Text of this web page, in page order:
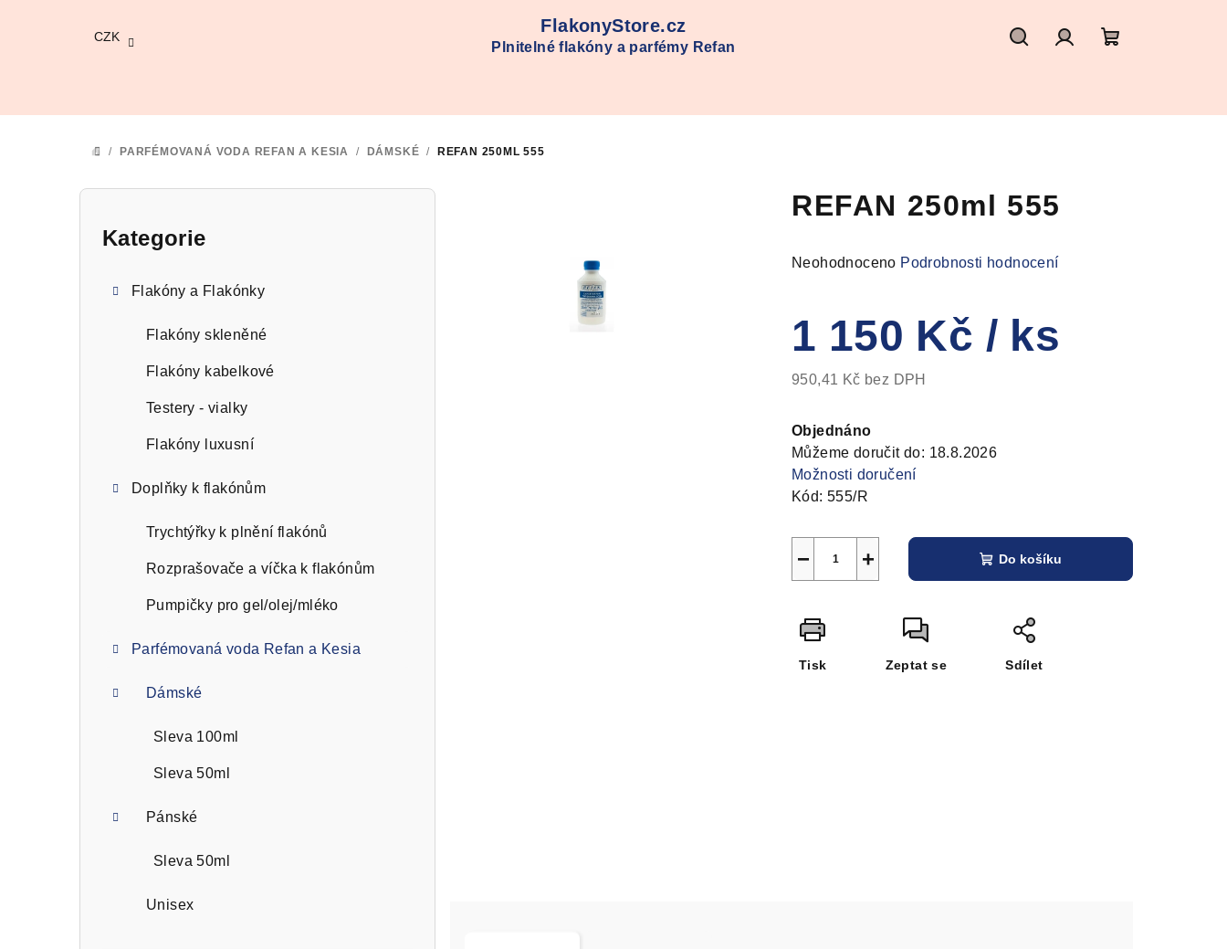
CZK
FlakonyStore.cz
Plnitelné flakóny a parfémy Refan
košík
DOMŮ
/ PARFÉMOVANÁ VODA REFAN A KESIA / DÁMSKÉ / REFAN 250ML 555
Přeskočit
Kategorie
Flakóny a Flakónky
Flakóny skleněné
Flakóny kabelkové
Testery - vialky
Flakóny luxusní
Doplňky k flakónům
Trychtýřky k plnění flakónů
Rozprašovače a víčka k flakónům
Pumpičky pro gel/olej/mléko
Parfémovaná voda Refan a Kesia
Dámské
Sleva 100ml
Sleva 50ml
Pánské
Sleva 50ml
Unisex
REFAN 250ml 555
Průměrné
je
0,0
z
Neohodnoceno Podrobnosti hodnocení
1 150 Kč / ks
950,41 Kč bez DPH
cena:
Objednáno
Můžeme doručit do: 18.8.2026
Možnosti doručení
Kód: 555/R
+
− Do košíku
Tisk Zeptat se Sdílet